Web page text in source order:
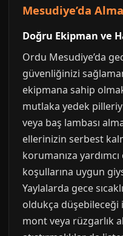
Mesudiye’da
Doğru Ekipman ve
Ordu Mesudiye’da
güvenliğinizi
ekipmana sahip
mutlaka yedek
veya baş lambası
ellerinizin serbest
korumanıza yardımcı
koşullarına uygun
Yaylalarda gece
oldukça düşebileceği
mont veya rüzgarlık